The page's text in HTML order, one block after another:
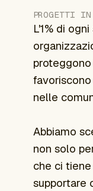
PROGETTI
L'1% di
nelle
Abbiamo
non solo
che ci
supportare